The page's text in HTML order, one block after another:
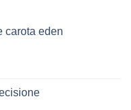
carota eden